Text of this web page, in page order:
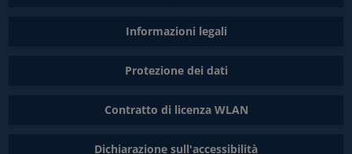
Informazioni legali
Protezione dei dati
Contratto di licenza WLAN
Dichiarazione sull'accessibilità